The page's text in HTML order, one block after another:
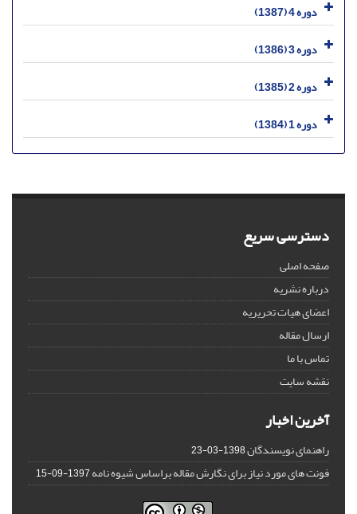
دوره 4 (1387)
دوره 3 (1386)
دوره 2 (1385)
دوره 1 (1384)
دسترسی سریع
صفحه اصلی
درباره نشریه
اعضای هیات تحریریه
ارسال مقاله
تماس با ما
نقشه سایت
آخرین اخبار
راهنمای نویسندگان1398-03-23
فونت های مورد نیاز برای نگارش مقاله براساس شیوه نامه1397-09-15